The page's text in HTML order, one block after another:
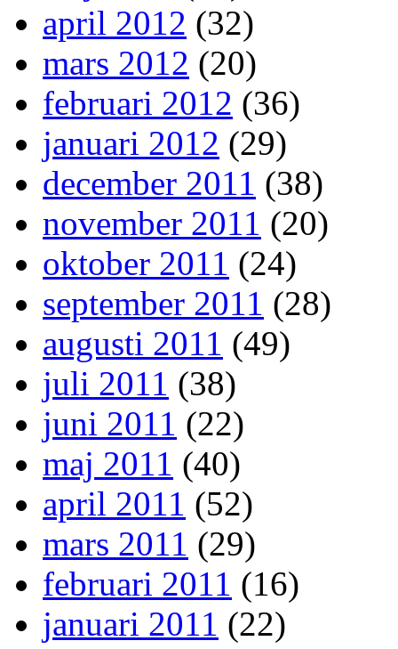
april 2012 (32)
mars 2012 (20)
februari 2012 (36)
januari 2012 (29)
december 2011 (38)
november 2011 (20)
oktober 2011 (24)
september 2011 (28)
augusti 2011 (49)
juli 2011 (38)
juni 2011 (22)
maj 2011 (40)
april 2011 (52)
mars 2011 (29)
februari 2011 (16)
januari 2011 (22)